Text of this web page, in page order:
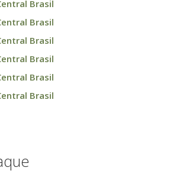
Brasil
Brasil
Brasil
Brasil
Brasil
Brasil